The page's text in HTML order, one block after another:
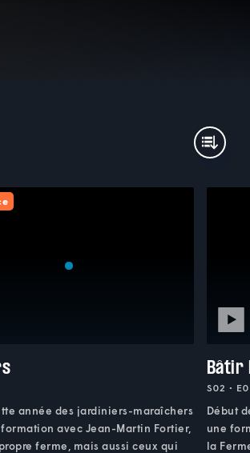
année des jardiniers-maraîchers
avec Jean-Martin Fortier,
ferme, mais aussi ceux qui
Bâtir
S02 •
Début
une
la